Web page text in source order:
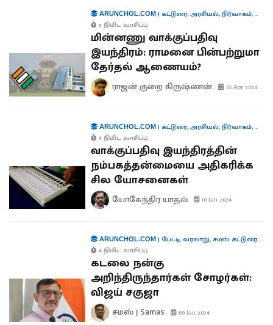
ARUNCHOL.COM| கட்டுரை,அரசியல்,நிர்வாகம்,
5 நிமிட வாசிப்பு
மின்னணு வாக்குப்பதிவு
இயந்திரம்: ராமனை பின்பற்றுமா
தேர்தல் ஆணையம்?
ராஜன் குறை கிருஷ்ணன் 05 Apr 2024
ARUNCHOL.COM| கட்டுரை,அரசியல்,நிர்வாகம்,
4 நிமிட வாசிப்பு
வாக்குப்பதிவு இயந்திரத்தின்
நம்பகத்தன்மையை அதிகரிக்க
சில யோசனைகள்
யோகேந்திர யாதவ் 10 Jan 2024
ARUNCHOL.COM| பேட்டி, வரலாறு, சமஸ் கட்டுரை,
4 நிமிட வாசிப்பு
கடலை நன்கு
அறிந்திருந்தார்கள் சோழர்கள்:
விஜய் சகுஜா
சமஸ் | Samas 09 Jan 2024